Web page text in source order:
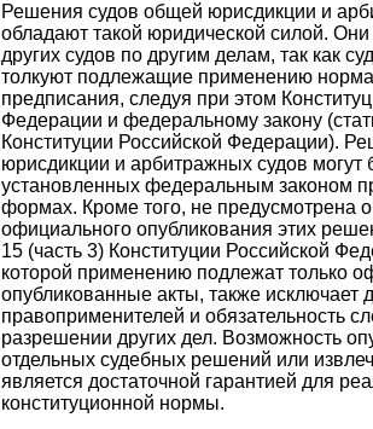
Решения судов общей юрисдикции и
обладают такой юридической силой.
других судов по другим делам, так как
толкуют подлежащие применению
предписания, следуя при этом
Федерации и федеральному закону
Конституции Российской Федерации).
юрисдикции и арбитражных судов могут
установленных федеральным законом
формах. Кроме того, не предусмотрена
официального опубликования этих
15 (часть 3) Конституции Российской
которой применению подлежат только
опубликованные акты, также исключает
правоприменителей и обязательность
разрешении других дел. Возможность
отдельных судебных решений или
является достаточной гарантией для
конституционной нормы.